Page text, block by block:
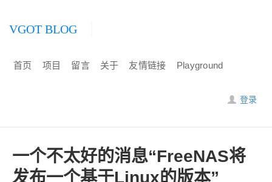
VGOT BLOG
首页 项目 留言 关于 友情链接 Playground
登录
一个不太好的消息“FreeNAS将
发布一个基于Linux的版本”